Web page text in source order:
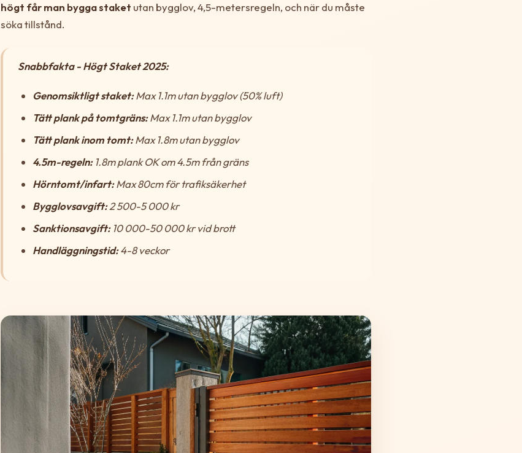
högt får man bygga staket utan bygglov, 4,5-metersregeln, och när du måste
söka tillstånd.
Snabbfakta - Högt Staket 2025:
Genomsiktligt staket:Max 1.1m utan bygglov (50% luft)
Tätt plank på tomtgräns:Max 1.1m utan bygglov
Tätt plank inom tomt:Max 1.8m utan bygglov
4.5m-regeln:1.8m plank OK om 4.5m från gräns
Hörntomt/infart:Max 80cm för trafiksäkerhet
Bygglovsavgift:2 500-5 000 kr
Sanktionsavgift:10 000-50 000 kr vid brott
Handläggningstid:4-8 veckor